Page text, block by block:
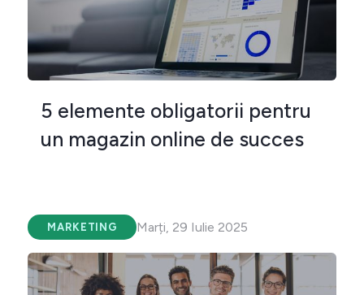
5 elemente obligatorii pentru
un magazin online de succes
MARKETING Marți, 29 Iulie 2025